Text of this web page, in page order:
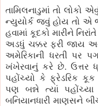
તામિલનાડુમાં તો લોકો
ન્યુયોર્ક જવું હોય તો એ
હવામાં કૂદકો મારીને
અડધું ચક્કર ફરી જાય
અમેરિકાની ધરતી પર
ખંખેરવાનું કરે છે. ઉત્તર
પહોંચ્યો કે ફ્રેડરિક કૂક
પણ બન્ને ત્યાં
બનિયાનધારી માણસને